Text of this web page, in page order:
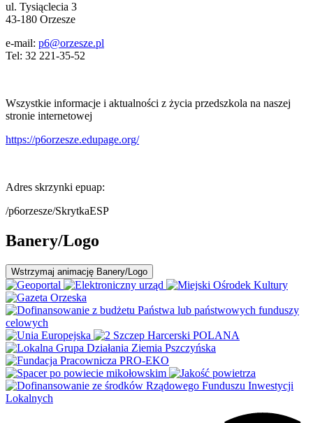
ul. Tysiąclecia 3
43-180 Orzesze
e-mail: p6@orzesze.pl
Tel: 32 221-35-52
Wszystkie informacje i aktualności z życia przedszkola na naszej
stronie internetowej
https://p6orzesze.edupage.org/
Adres skrzynki epuap:
/p6orzesze/SkrytkaESP
Banery/Logo
Wstrzymaj animację Banery/Logo